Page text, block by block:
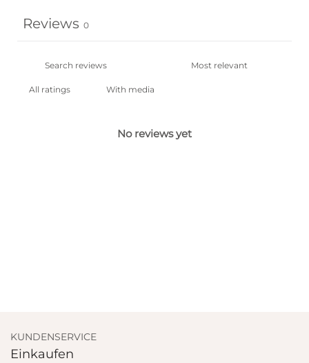
Reviews 0
With media
No reviews yet
KUNDENSERVICE
Einkaufen